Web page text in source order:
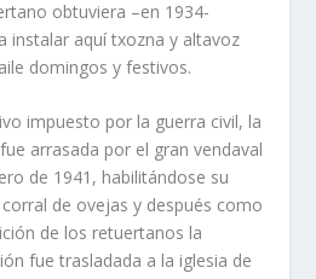
obtuviera –en 1934-
instalar aquí­ txozna y altavoz
domingos y festivos.
impuesto por la guerra civil, la
arrasada por el gran vendaval
de 1941, habilitándose su
de ovejas y después como
de los retuertanos la
fue trasladada a la iglesia de